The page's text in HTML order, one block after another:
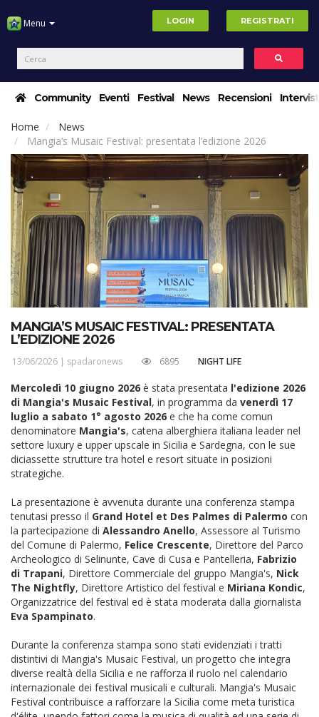
Menu LOGIN REGISTRATI
Community Eventi Festival News Recensioni
Home
News
Mangia’s Musaic Festival: presentata l’edizione 2026
MANGIA’S MUSAIC FESTIVAL: PRESENTATA
L’EDIZIONE 2026
13/06/2026 | spadaronews 6895 NIGHT LIFE
Mercoledì 10 giugno 2026 è stata presentata l'edizione 2026
di Mangia's Musaic Festival, in programma da venerdì 17
luglio a sabato 1° agosto 2026 e che ha come comun
denominatore Mangia's, catena alberghiera italiana leader nel
settore luxury e upper upscale in Sicilia e Sardegna, con le sue
diciassette strutture tra hotel e resort situate in posizioni
strategiche.
La presentazione è avvenuta durante una conferenza stampa
tenutasi presso il Grand Hotel et Des Palmes di Palermo con
la partecipazione di Alessandro Anello, Assessore al Turismo
del Comune di Palermo, Felice Crescente, Direttore del Parco
Archeologico di Selinunte, Cave di Cusa e Pantelleria, Fabrizio
di Trapani, Direttore Commerciale del gruppo Mangia's, Nick
The Nightfly, Direttore Artistico del festival e Miriana Kondic,
Organizzatrice del festival ed è stata moderata dalla giornalista
Eva Spampinato.
Durante la conferenza stampa sono stati evidenziati i tratti
distintivi di Mangia's Musaic Festival, un progetto che integra
diverse realtà della Sicilia e ne rafforza il ruolo nel calendario
internazionale dei festival musicali e culturali. Mangia's Musaic
Festival contribuisce a rafforzare la Sicilia come meta turistica